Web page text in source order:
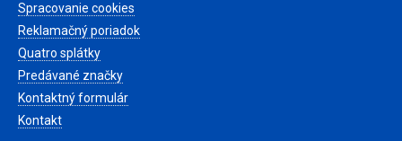
Spracovanie cookies
Reklamačný poriadok
Quatro splátky
Predávané značky
Kontaktný formulár
Kontakt